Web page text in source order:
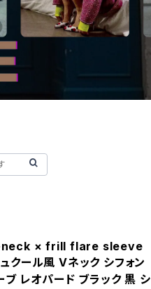
× frill flare sleeve
ール風 Vネック シフォン
ブ レオパード ブラック 黒 シ